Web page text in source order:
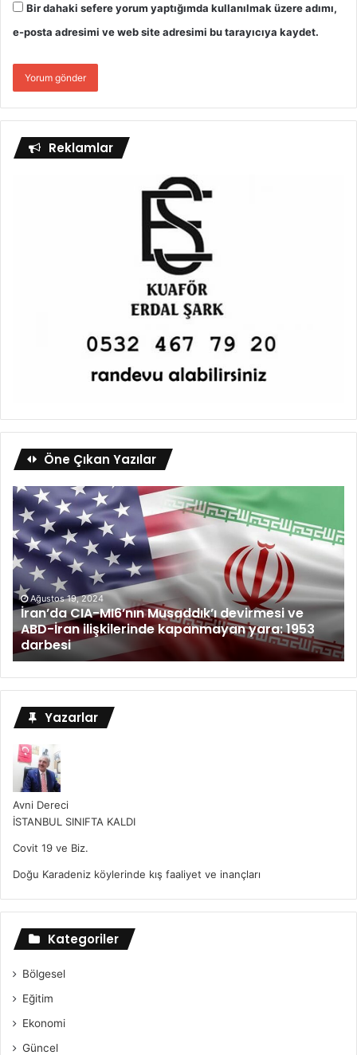
Bir dahaki sefere yorum yaptığımda kullanılmak üzere adımı,
e-posta adresimi ve web site adresimi bu tarayıcıya kaydet.
Reklamlar
Öne Çıkan Yazılar
Ağustos 19, 2024
İran’da CIA-MI6’nın Musaddık’ı devirmesi ve
ABD-İran ilişkilerinde kapanmayan yara: 1953
darbesi
Yazarlar
Avni Dereci
İSTANBUL SINIFTA KALDI
Covit 19 ve Biz.
Doğu Karadeniz köylerinde kış faaliyet ve inançları
Kategoriler
Bölgesel
Eğitim
Ekonomi
Güncel